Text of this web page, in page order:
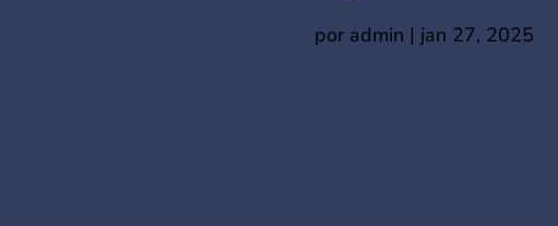
por admin | jan 27, 2025